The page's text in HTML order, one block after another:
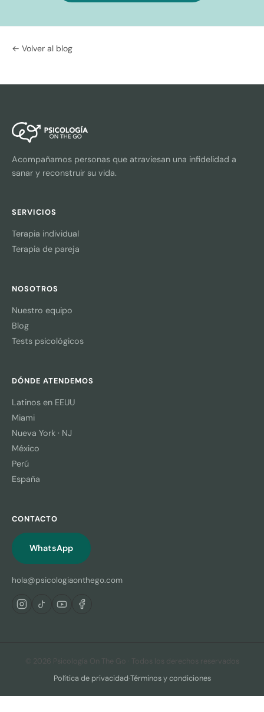
← Volver al blog
Acompañamos personas que atraviesan una infidelidad a
sanar y reconstruir su vida.
SERVICIOS
Terapia individual
Terapia de pareja
NOSOTROS
Nuestro equipo
Blog
Tests psicológicos
DÓNDE ATENDEMOS
Latinos en EEUU
Miami
Nueva York · NJ
México
Perú
España
CONTACTO
WhatsApp
hola@psicologiaonthego.com
© 2026 Psicología On The Go · Todos los derechos reservados
Política de privacidad·Términos y condiciones